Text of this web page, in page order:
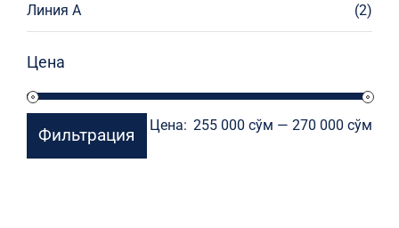
Линия А (2)
Цена
Фильтрация Цена: 255 000 сўм —270 000 сўм